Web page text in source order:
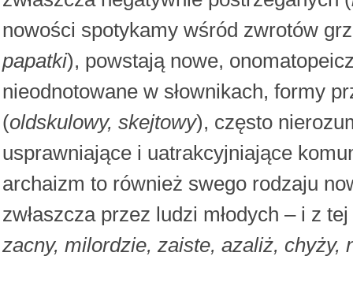
nowości spotykamy wśród zwrotów
papatki), powstają nowe,
nieodnotowane w słownikach, formy
(oldskulowy, skejtowy), często
usprawniające i uatrakcyjniające
archaizm to również swego rodzaju
zwłaszcza przez ludzi młodych – i z
zacny, milordzie, zaiste, azaliż, chyży,